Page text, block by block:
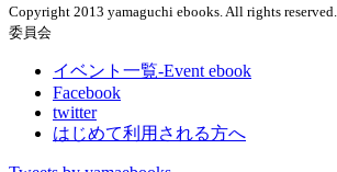
Copyright 2013 yamaguchi ebooks. All rights
委員会
イベント一覧-Event ebook
Facebook
twitter
はじめて利用される方へ